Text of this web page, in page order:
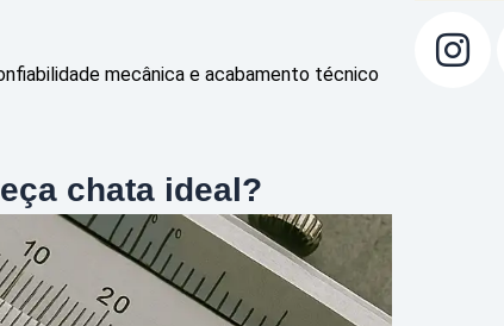
mecânica e acabamento técnico
chata ideal?